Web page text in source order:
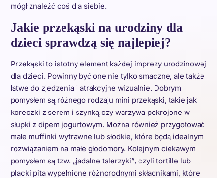
mógł znaleźć coś dla siebie.
Jakie przekąski na urodziny dla
dzieci sprawdzą się najlepiej?
Przekąski to istotny element każdej imprezy urodzinowej
dla dzieci. Powinny być one nie tylko smaczne, ale także
łatwe do zjedzenia i atrakcyjne wizualnie. Dobrym
pomysłem są różnego rodzaju mini przekąski, takie jak
koreczki z serem i szynką czy warzywa pokrojone w
słupki z dipem jogurtowym. Można również przygotować
małe muffinki wytrawne lub słodkie, które będą idealnym
rozwiązaniem na małe głodomory. Kolejnym ciekawym
pomysłem są tzw. „jadalne talerzyki”, czyli tortille lub
placki pita wypełnione różnorodnymi składnikami, które